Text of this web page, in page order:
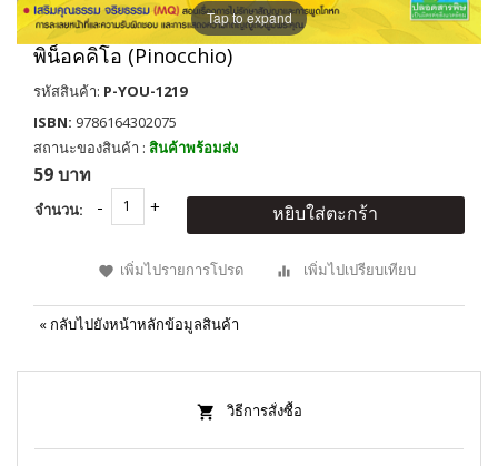
Tap to expand
พิน็อคคิโอ (Pinocchio)
รหัสสินค้า: P-YOU-1219
ISBN: 9786164302075
สถานะของสินค้า : สินค้าพร้อมส่ง
59 บาท
จำนวน: หยิบใส่ตะกร้า
เพิ่มไปรายการโปรด เพิ่มไปเปรียบเทียบ
« กลับไปยังหน้าหลักข้อมูลสินค้า
วิธีการสั่งซื้อ